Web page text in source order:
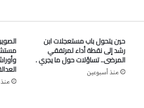
حين يتحول باب مستعجلات ابن
رشد إلى نقطة أداء لمرتفقي
المرضى.. تساؤلات حول ما يجري .
منذ أسبوعين
منذ 3 أسابيع